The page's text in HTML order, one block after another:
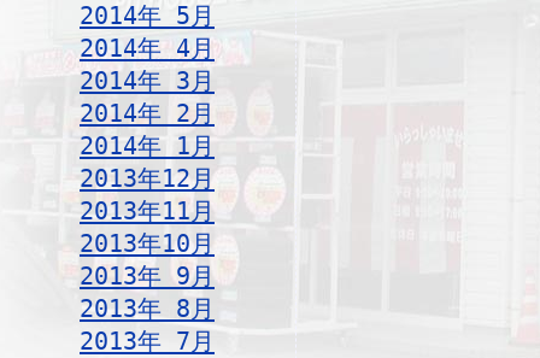
2014年 5月
2014年 4月
2014年 3月
2014年 2月
2014年 1月
2013年12月
2013年11月
2013年10月
2013年 9月
2013年 8月
2013年 7月